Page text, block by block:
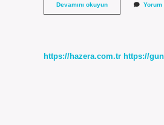
Devamını okuyunMillî
Piyango
Yorum
https://hazera.com.tr https://